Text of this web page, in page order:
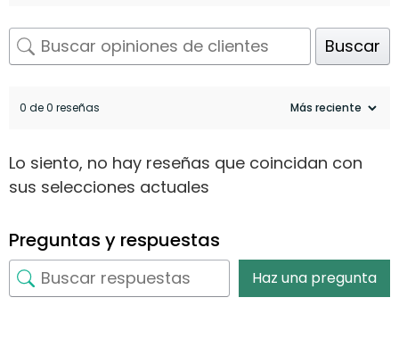
Buscar
0 de 0 reseñas
Lo siento, no hay reseñas que coincidan con
sus selecciones actuales
Preguntas y respuestas
Haz una pregunta